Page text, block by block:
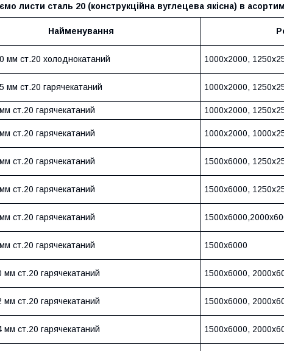
листи сталь 20 (конструкційна вуглецева якісна) в
Найменування
мм ст.20 холоднокатаний 1000х2000,
мм ст.20 гарячекатаний 1000х2000,
ст.20 гарячекатаний 1000х2000,
ст.20 гарячекатаний 1000х2000,
ст.20 гарячекатаний 1500х6000,
ст.20 гарячекатаний 1500х6000,
ст.20 гарячекатаний
ст.20 гарячекатаний 1500х6000
мм ст.20 гарячекатаний 1500х6000,
мм ст.20 гарячекатаний 1500х6000,
мм ст.20 гарячекатаний 1500х6000,